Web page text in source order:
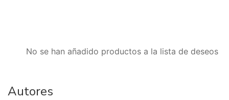
No se han añadido productos a la lista de deseos
Autores